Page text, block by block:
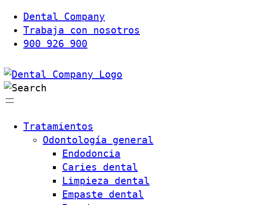
Dental Company
Trabaja con nosotros
900 926 900
Tratamientos
Odontología general
Endodoncia
Caries dental
Limpieza dental
Empaste dental